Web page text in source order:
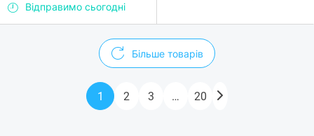
Відправимо сьогодні
Більше товарів
1 2 3 … 20